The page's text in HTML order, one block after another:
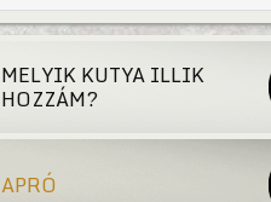
MELYIK KUTYA ILLIK
HOZZÁM?
APRÓ